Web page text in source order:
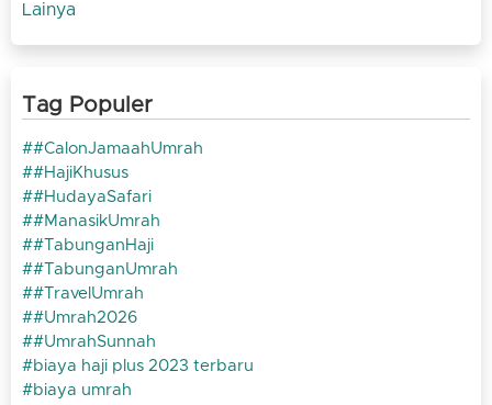
Lainya
Tag Populer
#CalonJamaahUmrah
#HajiKhusus
#HudayaSafari
#ManasikUmrah
#TabunganHaji
#TabunganUmrah
#TravelUmrah
#Umrah2026
#UmrahSunnah
biaya haji plus 2023 terbaru
biaya umrah